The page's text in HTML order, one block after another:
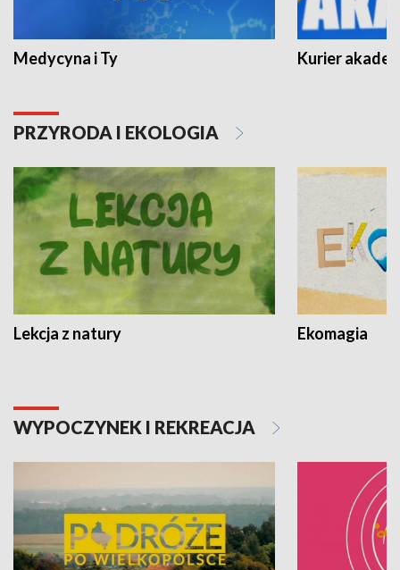
Medycyna i Ty Kurier
PRZYRODA I EKOLOGIA
Lekcja z natury Ekomagia
WYPOCZYNEK I REKREACJA